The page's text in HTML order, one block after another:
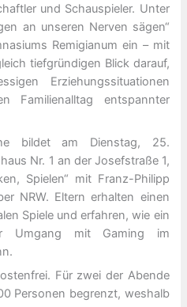
und Schauspieler. Unter
an unseren Nerven sägen“
Remigianum ein – mit
tiefgründigen Blick darauf,
Erziehungssituationen
Familienalltag entspannter
bildet am Dienstag, 25.
Nr. 1 an der Josefstraße 1,
Spielen“ mit Franz-Philipp
NRW. Eltern erhalten einen
Spiele und erfahren, wie ein
Umgang mit Gaming im
Für zwei der Abende
Personen begrenzt, weshalb